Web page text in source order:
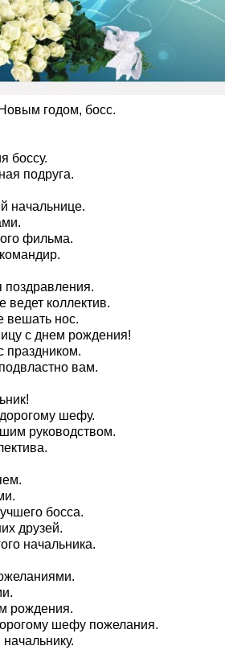
годом, босс.
боссу.
подруга.
начальнице.
фильма.
поздравления.
коллектив.
вешать нос.
с днем рождения!
праздником.
вам.
шефу.
руководством.
босса.
друзей.
начальника.
рождения.
шефу пожелания.